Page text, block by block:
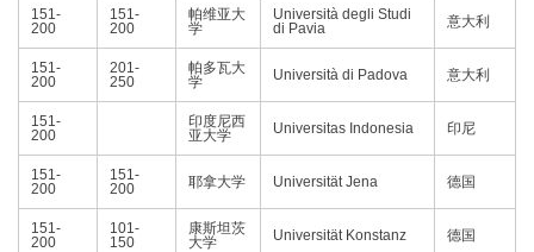
151-
200
151-
200
帕维亚大
学
Università degli Studi
di Pavia
意大利
151-
200
201-
250
帕多瓦大
学
Università di Padova 意大利
151-
200
印度尼西
亚大学
Universitas Indonesia 印尼
151-
200
151-
200
耶拿大学 Universität Jena 德国
151-
200
101-
150
康斯坦茨
大学
Universität Konstanz 德国